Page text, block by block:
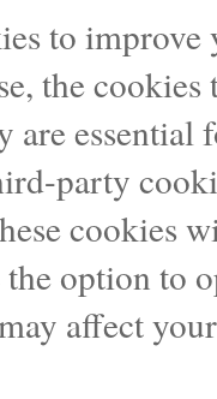
to
the cookies
are
party
cookies
the option
affect